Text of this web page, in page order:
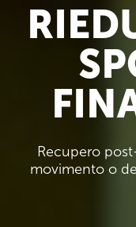
Recupero
movimento o